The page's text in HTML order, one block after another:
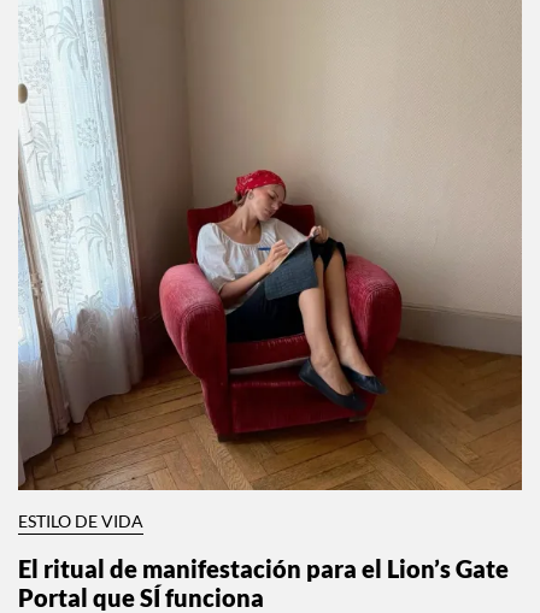
ESTILO DE VIDA
El ritual de manifestación para el Lion’s Gate
Portal que SÍ funciona